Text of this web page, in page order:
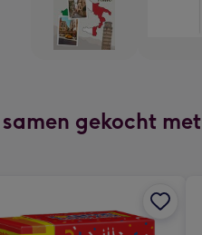
gekocht met